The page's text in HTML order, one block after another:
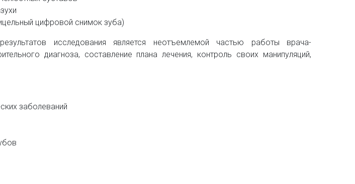
цифровой снимок зуба)
исследования является неотъемлемой частью работы врача-
диагноза, составление плана лечения, контроль своих манипуляций,
заболеваний